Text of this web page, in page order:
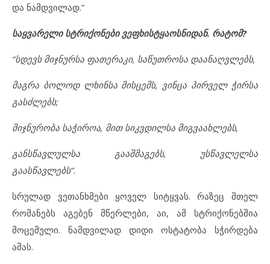
და ნამდვილად.”
საყვარელი სტრიქონები ვეფხისტყაოსნიდან. რატომ?
“სდევს მიჯნურსა ფათერაკი, საწუთროსა დაანაღვლებს,
მაგრა ბოლოდ ლხინსა მისცემს, ვინცა პირველ ჭირსა
გასძლებს;
მიჯნურობა საჭიროა, მით სიკვდილსა მიგვაახლებს,
განსწავლულსა გააშმაგებს, უსწავლელსა
გაასწავლებს”.
სრულად ვეთანხმები ყოველ სიტყვას. რაზეც მთელ
რომანებს აგებენ მწერლები, აი, ამ სტრიქონებშია
მოცემული. ნამდვილად დიდი ოსტატობა სჭირდება
ამას.